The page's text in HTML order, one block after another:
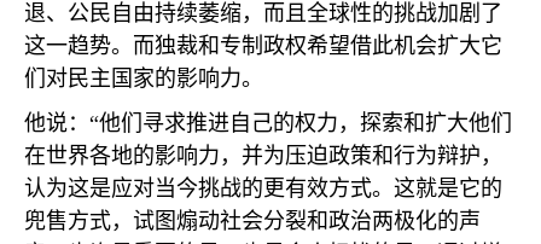
退、公民自由持续萎缩，而且全球性的挑战加剧了
这一趋势。而独裁和专制政权希望借此机会扩大它
们对民主国家的影响力。
他说：“他们寻求推进自己的权力，探索和扩大他们
在世界各地的影响力，并为压迫政策和行为辩护，
认为这是应对当今挑战的更有效方式。这就是它的
兜售方式，试图煽动社会分裂和政治两极化的声